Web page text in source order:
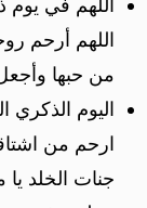
اللهم في
اللهم أرحم
من حبها
اليوم الذكري
ارحم من
جنات الخلد